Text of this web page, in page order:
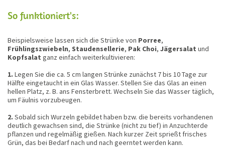
So funktioniert's:
Beispielsweise lassen sich die Strünke von Porree,
Frühlingszwiebeln, Staudensellerie, Pak Choi, Jägersalat und
Kopfsalat ganz einfach weiterkultivieren:
1. Legen Sie die ca. 5 cm langen Strünke zunächst 7 bis 10 Tage zur
Hälfte eingetaucht in ein Glas Wasser. Stellen Sie das Glas an einen
hellen Platz, z. B. ans Fensterbrett. Wechseln Sie das Wasser täglich,
um Fäulnis vorzubeugen.
2. Sobald sich Wurzeln gebildet haben bzw. die bereits vorhandenen
deutlich gewachsen sind, die Strünke (nicht zu tief) in Anzuchterde
pflanzen und regelmäßig gießen. Nach kurzer Zeit sprießt frisches
Grün, das bei Bedarf nach und nach geerntet werden kann.